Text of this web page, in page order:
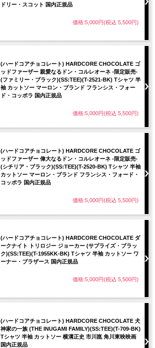
ドリー・スコット 国内正規品
価格:5,000円(税込 5,500円)
(ハードコアチョコレート) HARDCORE CHOCOLATE ゴ
ッドファーザー 親愛なるドン・コルレオーネ -限定販売-
(ファミリー・ブラック)(SS:TEE)(T-2521-BK) Tシャツ 半
袖 カットソー マーロン・ブランド フランシス・フォー
ド・コッポラ 国内正規品
価格:5,000円(税込 5,500円)
(ハードコアチョコレート) HARDCORE CHOCOLATE ゴ
ッドファーザー 偉大なるドン・コルレオーネ -限定販売-
(シチリア・ブラック)(SS:TEE)(T-2520-BK) Tシャツ 半袖
カットソー マーロン・ブランド フランシス・フォード・
コッポラ 国内正規品
価格:5,000円(税込 5,500円)
(ハードコアチョコレート) HARDCORE CHOCOLATE ダ
ークナイト トリロジー ジョーカー (サプライズ・ブラッ
ク)(SS:TEE)(T-1955KK-BK) Tシャツ 半袖 カットソー ワ
ーナー・ブラザース 国内正規品
価格:5,000円(税込 5,500円)
(ハードコアチョコレート) HARDCORE CHOCOLATE 犬
神家の一族 (THE INUGAMI FAMILY)(SS:TEE)(T-709-BK)
Tシャツ 半袖 カットソー 横溝正史 市川崑 角川東映映画
国内正規品